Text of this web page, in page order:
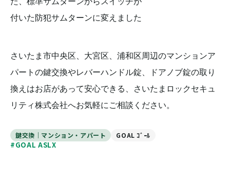
付いた防犯サムターンに変えました
さいたま市中央区、大宮区、浦和区周辺のマンションア
パートの鍵交換やレバーハンドル錠、ドアノブ錠の取り
換えはお店があって安心できる、さいたまロックセキュ
リティ株式会社へお気軽にご相談ください。
鍵交換｜マンション・アパート GOAL ｺﾞｰﾙ
#GOAL ASLX